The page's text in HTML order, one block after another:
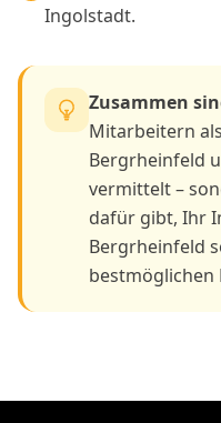
Ingolstadt.
Zusammen
Mitarbeitern
Bergrheinfeld
vermittelt –
dafür gibt, Ihr
Bergrheinfeld
bestmöglichen